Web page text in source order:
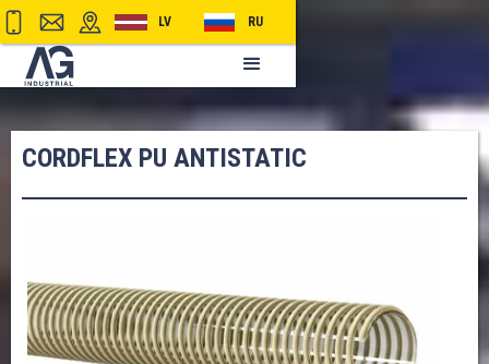
LV RU
CORDFLEX PU ANTISTATIC